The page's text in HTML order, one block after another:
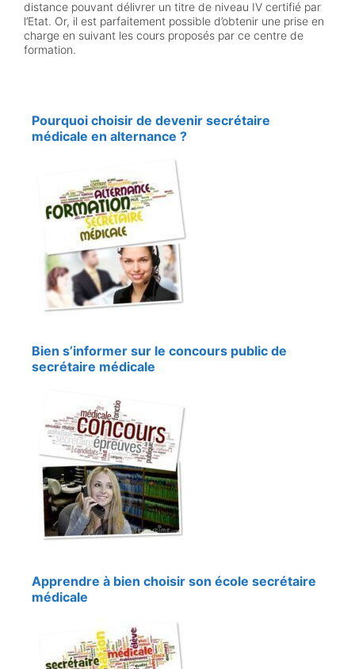
distance pouvant délivrer un titre de niveau IV certifié par
l’Etat. Or, il est parfaitement possible d’obtenir une prise en
charge en suivant les cours proposés par ce centre de
formation.
Pourquoi choisir de devenir secrétaire
médicale en alternance ?
Bien s’informer sur le concours public de
secrétaire médicale
Apprendre à bien choisir son école secrétaire
médicale